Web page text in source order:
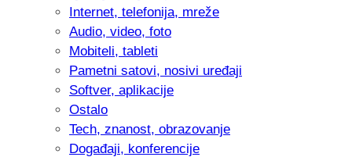
Internet, telefonija, mreže
Audio, video, foto
Mobiteli, tableti
Pametni satovi, nosivi uređaji
Softver, aplikacije
Ostalo
Tech, znanost, obrazovanje
Događaji, konferencije